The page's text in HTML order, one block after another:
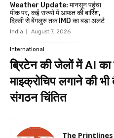
Weather Update: मानसून पहुंचा
पीक पर, कई राज्यों में आफत की बारिश,
दिल्ली से बेंगलुरु तक IMD का बड़ा अलर्ट
India August 7, 2026